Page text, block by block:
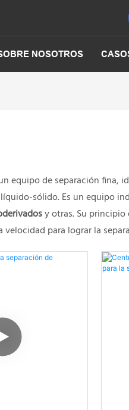
NOSOTROS
de separación fina,
sólido. Es un equipo
y otras. Su
para lograr la